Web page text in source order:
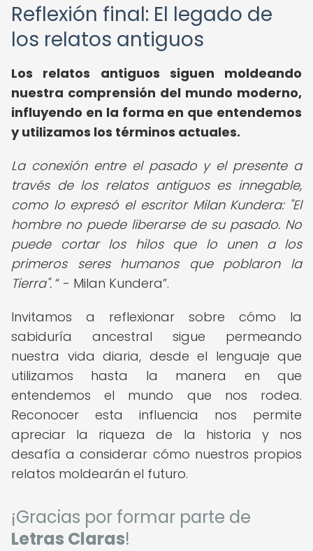
Reflexión final: El legado de
los relatos antiguos
Los relatos antiguos siguen moldeando
nuestra comprensión del mundo moderno,
influyendo en la forma en que entendemos
y utilizamos los términos actuales.
La conexión entre el pasado y el presente a
través de los relatos antiguos es innegable,
como lo expresó el escritor Milan Kundera: "El
hombre no puede liberarse de su pasado. No
puede cortar los hilos que lo unen a los
primeros seres humanos que poblaron la
Tierra".
- Milan Kundera .
Invitamos a reflexionar sobre cómo la
sabiduría ancestral sigue permeando
nuestra vida diaria, desde el lenguaje que
utilizamos hasta la manera en que
entendemos el mundo que nos rodea.
Reconocer esta influencia nos permite
apreciar la riqueza de la historia y nos
desafía a considerar cómo nuestros propios
relatos moldearán el futuro.
¡Gracias por formar parte de
Letras Claras!